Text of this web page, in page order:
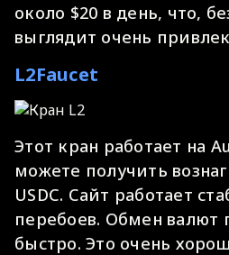
около $20 в день, что,
выглядит очень
L2Faucet
Этот кран работает на
можете получить
USDC. Сайт работает
перебоев. Обмен валют
быстро. Это очень